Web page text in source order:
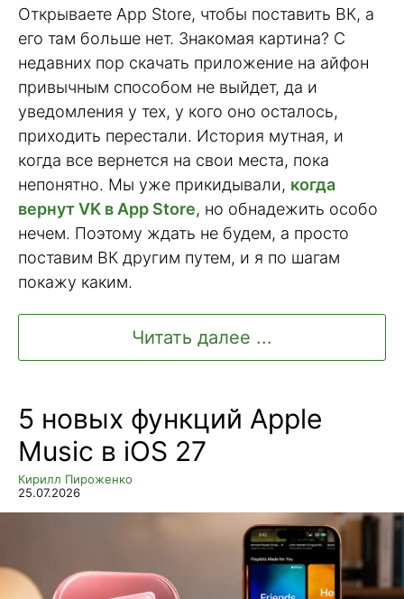
Открываете App Store, чтобы поставить ВК, а
его там больше нет. Знакомая картина? С
недавних пор скачать приложение на айфон
привычным способом не выйдет, да и
уведомления у тех, у кого оно осталось,
приходить перестали. История мутная, и
когда все вернется на свои места, пока
непонятно. Мы уже прикидывали, когда
вернут VK в App Store, но обнадежить особо
нечем. Поэтому ждать не будем, а просто
поставим ВК другим путем, и я по шагам
покажу каким.
Читать далее ...
5 новых функций Apple
Music в iOS 27
Кирилл Пироженко
25.07.2026